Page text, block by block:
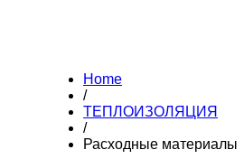
Home
/
ТЕПЛОИЗОЛЯЦИЯ
/
Расходные материалы